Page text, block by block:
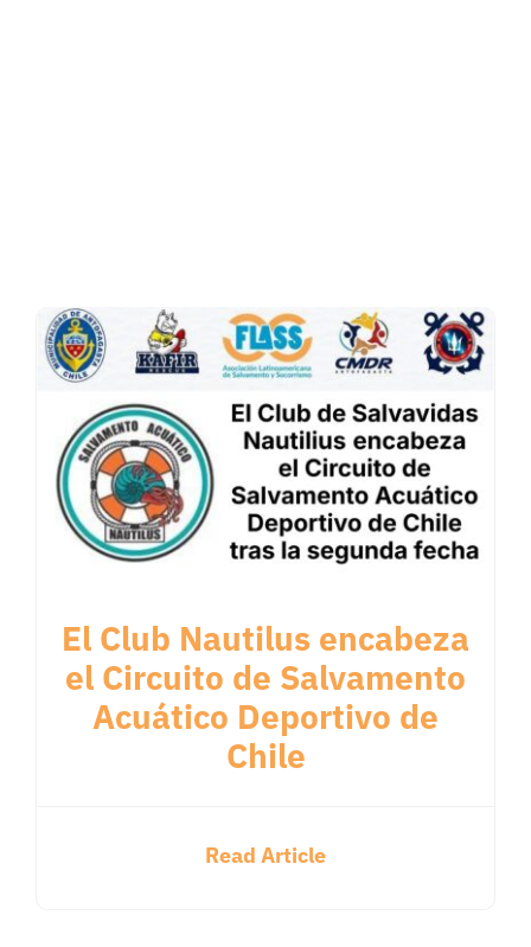
El Club Nautilus encabeza
el Circuito de Salvamento
Acuático Deportivo de
Chile
Read Article